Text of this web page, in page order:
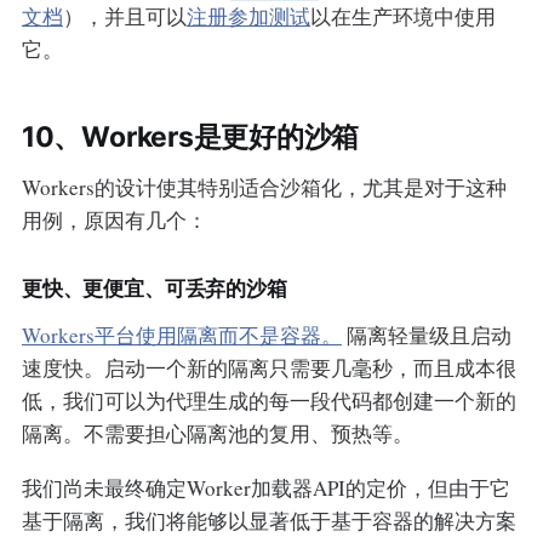
文档），并且可以注册参加测试以在生产环境中使用
它。
10、Workers是更好的沙箱
Workers的设计使其特别适合沙箱化，尤其是对于这种
用例，原因有几个：
更快、更便宜、可丢弃的沙箱
Workers平台使用隔离而不是容器。
隔离轻量级且启动
速度快。启动一个新的隔离只需要几毫秒，而且成本很
低，我们可以为代理生成的每一段代码都创建一个新的
隔离。不需要担心隔离池的复用、预热等。
我们尚未最终确定Worker加载器API的定价，但由于它
基于隔离，我们将能够以显著低于基于容器的解决方案